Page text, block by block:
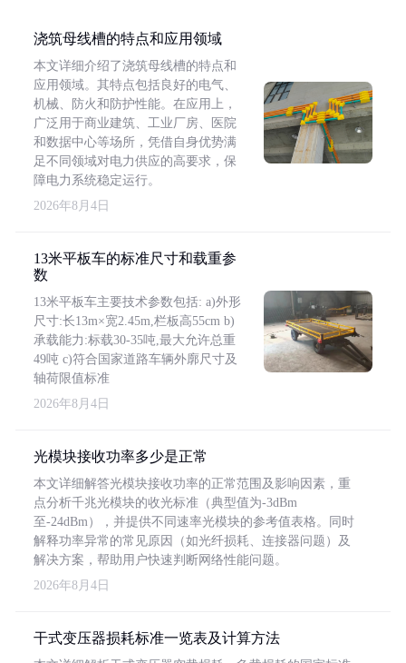
浇筑母线槽的特点和应用领域
本文详细介绍了浇筑母线槽的特点和
应用领域。其特点包括良好的电气、
机械、防火和防护性能。在应用上，
广泛用于商业建筑、工业厂房、医院
和数据中心等场所，凭借自身优势满
足不同领域对电力供应的高要求，保
障电力系统稳定运行。
2026年8月4日
13米平板车的标准尺寸和载重参
数
13米平板车主要技术参数包括: a)外形
尺寸:长13m×宽2.45m,栏板高55cm b)
承载能力:标载30-35吨,最大允许总重
49吨 c)符合国家道路车辆外廓尺寸及
轴荷限值标准
2026年8月4日
光模块接收功率多少是正常
本文详细解答光模块接收功率的正常范围及影响因素，重
点分析千兆光模块的收光标准（典型值为-3dBm
至-24dBm），并提供不同速率光模块的参考值表格。同时
解释功率异常的常见原因（如光纤损耗、连接器问题）及
解决方案，帮助用户快速判断网络性能问题。
2026年8月4日
干式变压器损耗标准一览表及计算方法